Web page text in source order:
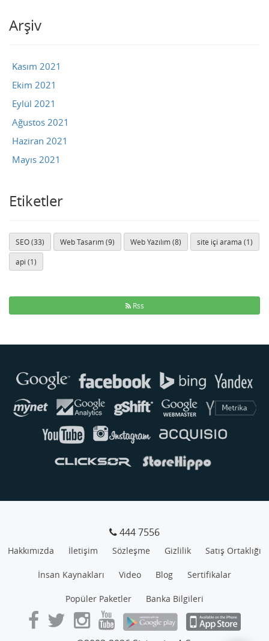
Arşiv
Kasım 2021
Ekim 2021
Eylül 2021
Ağustos 2021
Haziran 2021
Mayıs 2021
Etiketler
SEO (33) Web Tasarım (9) Web Yazılım (8) site içi arama (1)
api (1)
Rss
444 7556
Hakkımızda İletişim Sözleşme Gizlilik Satış Ortaklığı
İnsan Kaynakları Video Blog Sertifikalar
Popüler Paketler Banka Bilgileri
Genellikle anında yanıt verir